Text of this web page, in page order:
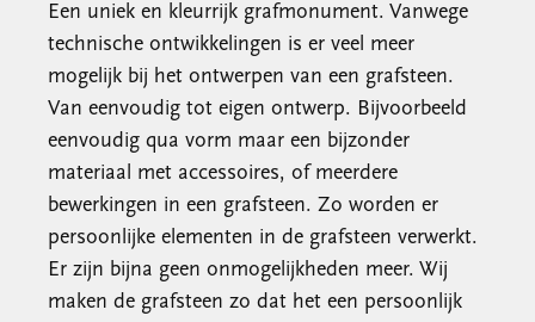
Een uniek en kleurrijk grafmonument. Vanwege
technische ontwikkelingen is er veel meer
mogelijk bij het ontwerpen van een grafsteen.
Van eenvoudig tot eigen ontwerp. Bijvoorbeeld
eenvoudig qua vorm maar een bijzonder
materiaal met accessoires, of meerdere
bewerkingen in een grafsteen. Zo worden er
persoonlijke elementen in de grafsteen verwerkt.
Er zijn bijna geen onmogelijkheden meer. Wij
maken de grafsteen zo dat het een persoonlijk